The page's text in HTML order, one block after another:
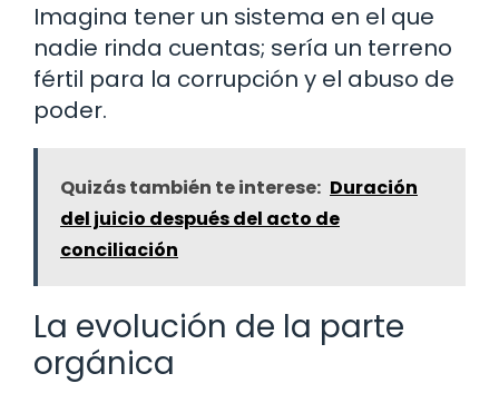
Imagina tener un sistema en el que
nadie rinda cuentas; sería un terreno
fértil para la corrupción y el abuso de
poder.
Quizás también te interese: Duración
del juicio después del acto de
conciliación
La evolución de la parte
orgánica